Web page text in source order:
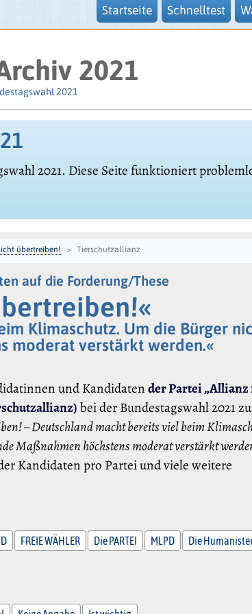
Startseite Schnelltest
2021
2021
2021. Diese Seite funktioniert
übertreiben! Tierschutzallianz
auf die Forderung/These
Klimaschutz. Um die Bürger
moderat verstärkt werden.«
und Kandidatender Partei
bei der Bundestagswahl 2021
– Deutschland macht bereits viel beim
Maßnahmen höchstens moderat verstärkt
Kandidaten pro Partei und viele weitere
FREIE WÄHLER Die PARTEI MLPD Die